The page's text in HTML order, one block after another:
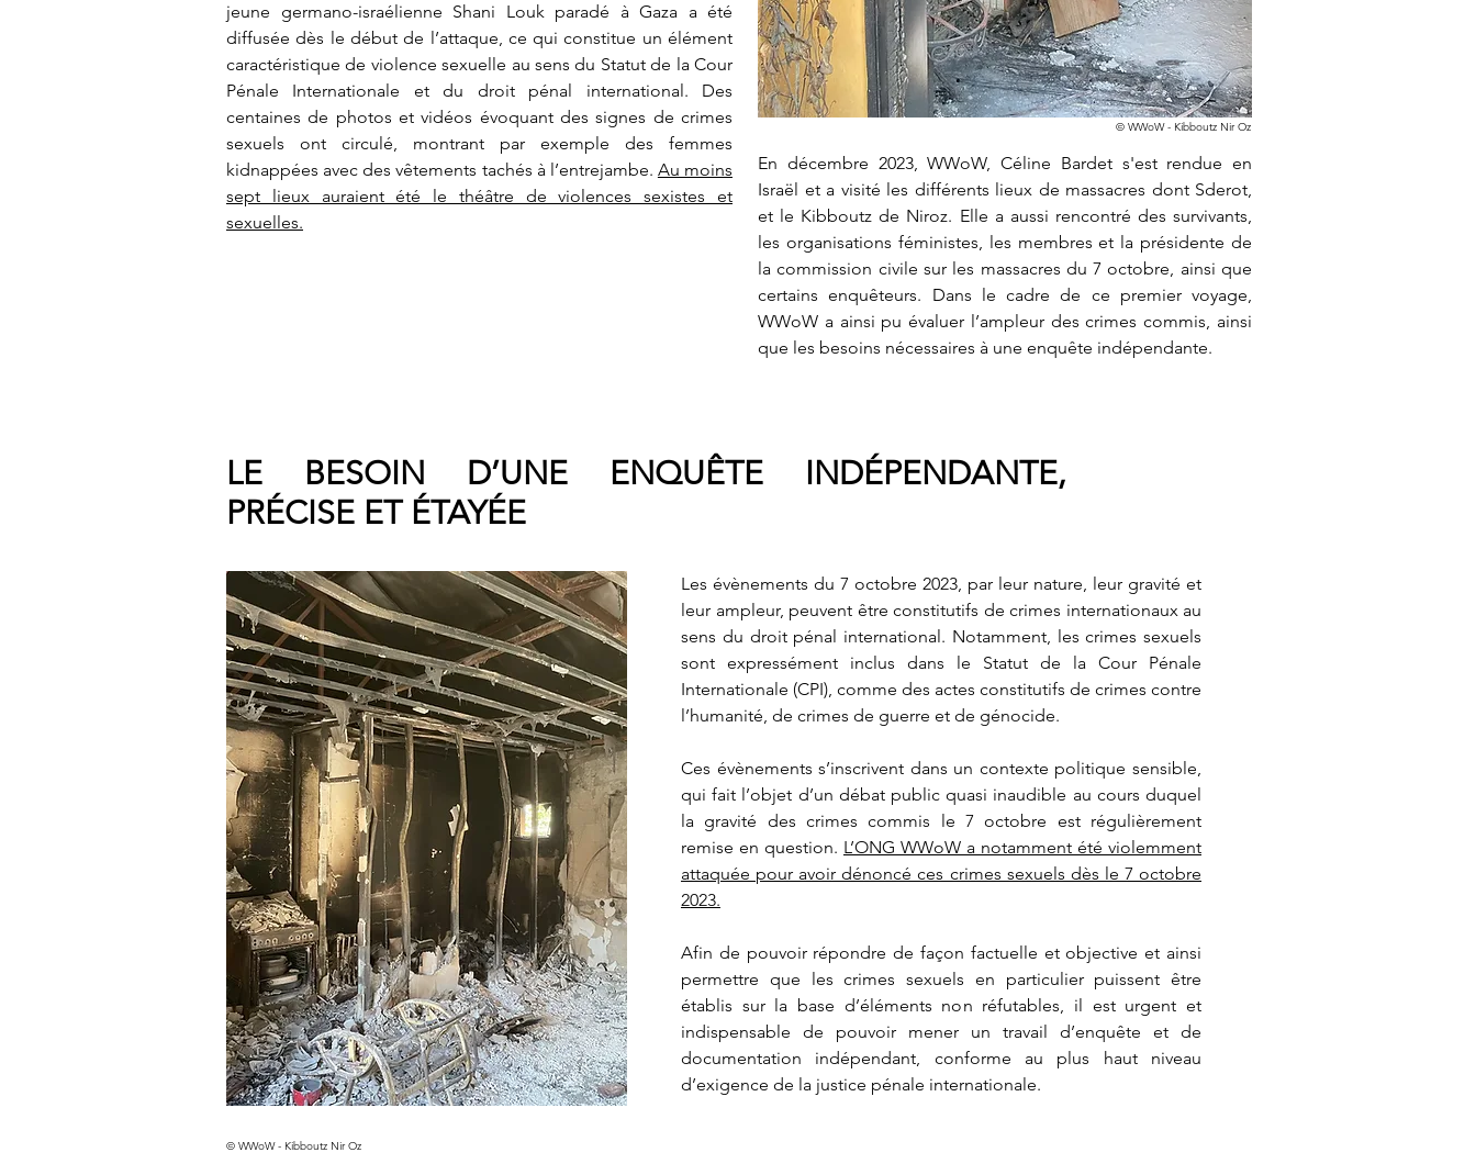
jeune germano-israélienne Shani Louk paradé à Gaza a été
diffusée dès le début de l’attaque, ce qui constitue un élément
caractéristique de violence sexuelle au sens du Statut de la Cour
Pénale Internationale et du droit pénal international. Des
centaines de photos et vidéos évoquant des signes de crimes
sexuels ont circulé, montrant par exemple des femmes
kidnappées avec des vêtements tachés à l’entrejambe. Au moins
sept lieux auraient été le théâtre de violences sexistes et
sexuelles.
© WWoW - Kibboutz Nir Oz
En décembre 2023, WWoW, Céline Bardet s'est rendue en
Israël et a visité les différents lieux de massacres dont Sderot,
et le Kibboutz de Niroz. Elle a aussi rencontré des survivants,
les organisations féministes, les membres et la présidente de
la commission civile sur les massacres du 7 octobre, ainsi que
certains enquêteurs. Dans le cadre de ce premier voyage,
WWoW a ainsi pu évaluer l’ampleur des crimes commis, ainsi
que les besoins nécessaires à une enquête indépendante.
LE BESOIN D’UNE ENQUÊTE INDÉPENDANTE,
PRÉCISE ET ÉTAYÉE
Les évènements du 7 octobre 2023, par leur nature, leur gravité et
leur ampleur, peuvent être constitutifs de crimes internationaux au
sens du droit pénal international. Notamment, les crimes sexuels
sont expressément inclus dans le Statut de la Cour Pénale
Internationale (CPI), comme des actes constitutifs de crimes contre
l’humanité, de crimes de guerre et de génocide.
Ces évènements s’inscrivent dans un contexte politique sensible,
qui fait l’objet d’un débat public quasi inaudible au cours duquel
la gravité des crimes commis le 7 octobre est régulièrement
remise en question. L’ONG WWoW a notamment été violemment
attaquée pour avoir dénoncé ces crimes sexuels dès le 7 octobre
2023.
Afin de pouvoir répondre de façon factuelle et objective et ainsi
permettre que les crimes sexuels en particulier puissent être
établis sur la base d’éléments non réfutables, il est urgent et
indispensable de pouvoir mener un travail d’enquête et de
documentation indépendant, conforme au plus haut niveau
d’exigence de la justice pénale internationale.
© WWoW - Kibboutz Nir Oz